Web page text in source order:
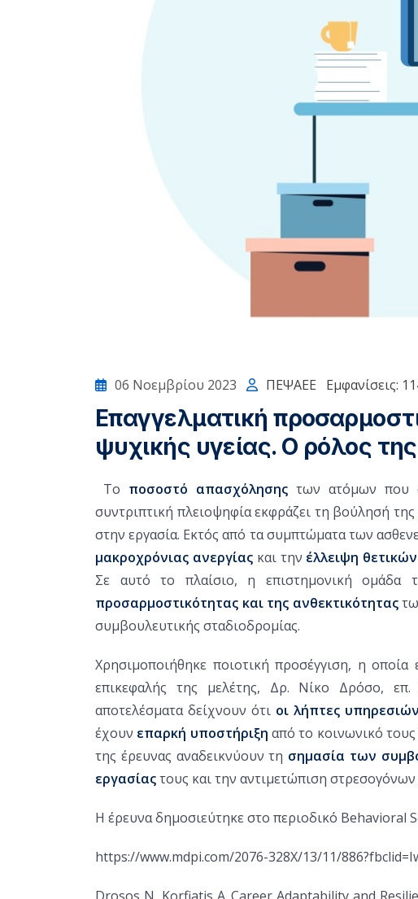
06 Νοεμβρίου 2023 ΠΕΨΑΕΕ Εμφανίσεις:
Επαγγελματική
ψυχικής υγείας. Ο ρόλος
Το ποσοστό απασχόλησης των ατόμων που
συντριπτική πλειοψηφία εκφράζει τη βούλησή
στην εργασία. Εκτός από τα συμπτώματα των
μακροχρόνιας ανεργίαςκαι την έλλειψη
Σε αυτό το πλαίσιο, η επιστημονική ομάδα
προσαρμοστικότητας και της ανθεκτικότητας
συμβουλευτικής σταδιοδρομίας.
Χρησιμοποιήθηκε ποιοτική προσέγγιση, η
επικεφαλής της μελέτης, Δρ. Νίκο Δρόσο, επ.
αποτελέσματα δείχνουν ότι οι λήπτες
έχουν επαρκή υποστήριξη από το κοινωνικό τους
της έρευνας αναδεικνύουν τη σημασία των
εργασίαςτους και την αντιμετώπιση
Η έρευνα δημοσιεύτηκε στο περιοδικό Behavioral
https://www.mdpi.com/2076-328X/13/11/